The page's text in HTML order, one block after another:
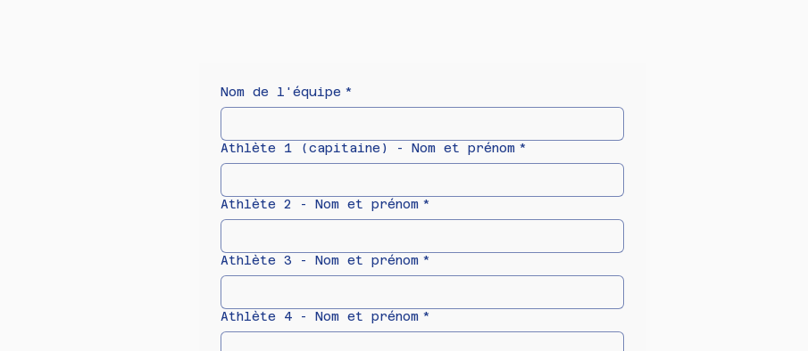
Nom de l'équipe *
Athlète 1 (capitaine) - Nom et prénom *
Athlète 2 - Nom et prénom *
Athlète 3 - Nom et prénom *
Athlète 4 - Nom et prénom *